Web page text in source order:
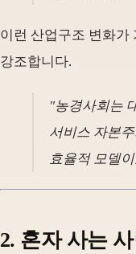
이런 산업구조 변화가
강조합니다.
"농경사회는
서비스 자본
효율적 모델
2. 혼자 사는